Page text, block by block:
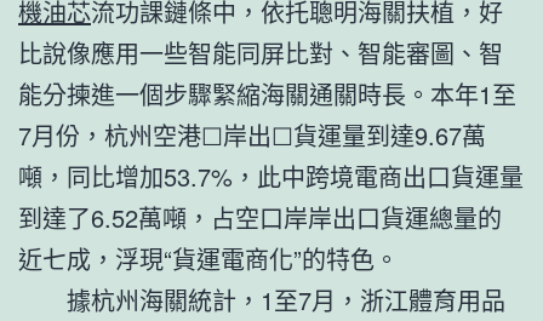
機油芯流功課鏈條中，依托聰明海關扶植，好
比說像應用一些智能同屏比對、智能審圖、智
能分揀進一個步驟緊縮海關通關時長。本年1至
7月份，杭州空港☐岸出☐貨運量到達9.67萬
噸，同比增加53.7%，此中跨境電商出口貨運量
到達了6.52萬噸，占空口岸岸出口貨運總量的
近七成，浮現“貨運電商化”的特色。
據杭州海關統計，1至7月，浙江體育用品